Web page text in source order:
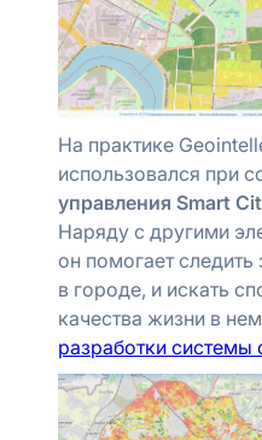
На практике
использовался при
управления Smart
Наряду с другими
он помогает следить
в городе, и искать
качества жизни в
разработки системы